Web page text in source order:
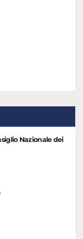
Nazionale dei